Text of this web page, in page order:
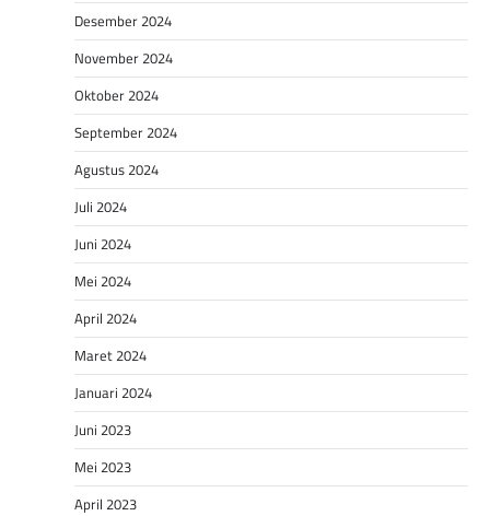
Desember 2024
November 2024
Oktober 2024
September 2024
Agustus 2024
Juli 2024
Juni 2024
Mei 2024
April 2024
Maret 2024
Januari 2024
Juni 2023
Mei 2023
April 2023